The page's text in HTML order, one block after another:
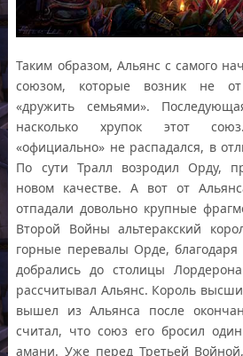
Таким образом, Альянс с самого
союзом, которые возник не
«дружить семьями».
насколько хрупок этот
«официально» не распадался, в
По сути Тралл возродил Орду,
новом качестве. А вот от
отпадали довольно крупные
Второй Войны альтеракский
горные перевалы Орде,
добрались до столицы
рассчитывал Альянс. Король
вышел из Альянса после
считал, что союз его бросил
амани. Уже перед Третьей